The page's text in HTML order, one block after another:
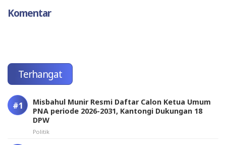
Komentar
Terhangat
Misbahul Munir Resmi Daftar Calon Ketua Umum
PNA periode 2026-2031, Kantongi Dukungan 18
DPW
Politik